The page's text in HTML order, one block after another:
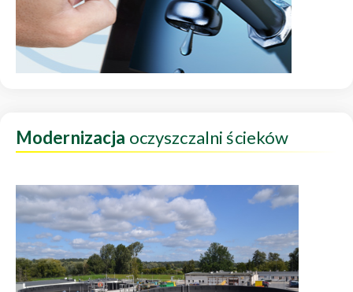
Modernizacja oczyszczalni ścieków